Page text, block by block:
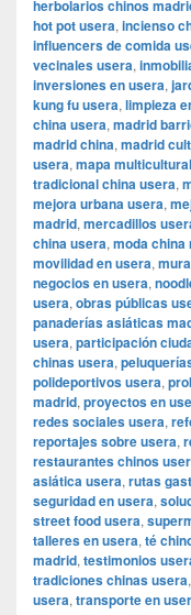
herbolarios chinos
hot pot usera, incienso
influencers de comida
vecinales usera,
inversiones en usera,
kung fu usera, limpieza
china usera, madrid
madrid china, madrid
usera, mapa
tradicional china usera,
mejora urbana usera,
madrid, mercadillos
china usera, moda china
movilidad en usera,
negocios en usera,
usera, obras públicas
panaderías asiáticas
usera, participación
chinas usera,
polideportivos usera,
madrid, proyectos en
redes sociales usera,
reportajes sobre usera,
restaurantes chinos
asiática usera, rutas
seguridad en usera,
street food usera,
talleres en usera, té
madrid, testimonios
tradiciones chinas usera,
usera, transporte en